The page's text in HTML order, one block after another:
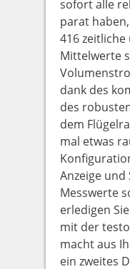
sofort alle
parat
416
Mittelwerte
dank des
des
dem
mal etwas
Anzeige
Messwerte
erledigen
mit der
macht aus
ein zweites